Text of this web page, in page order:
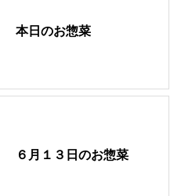
本日のお惣菜
６月１３日のお惣菜